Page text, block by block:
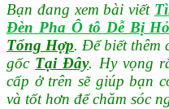
Bạn đang xem bài viết
Đèn Pha Ô tô Dễ Bị
Tổng Hợp. Để biết thêm
gốc Tại Đây. Hy vọng
cấp ở trên sẽ giúp bạn
và tốt hơn để chăm sóc